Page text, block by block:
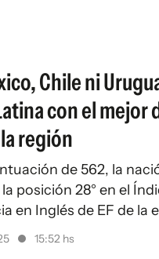
Chile ni
con el mejor
región
de 562, la
posición 28° en el
en Inglés de EF de la
15:52 hs